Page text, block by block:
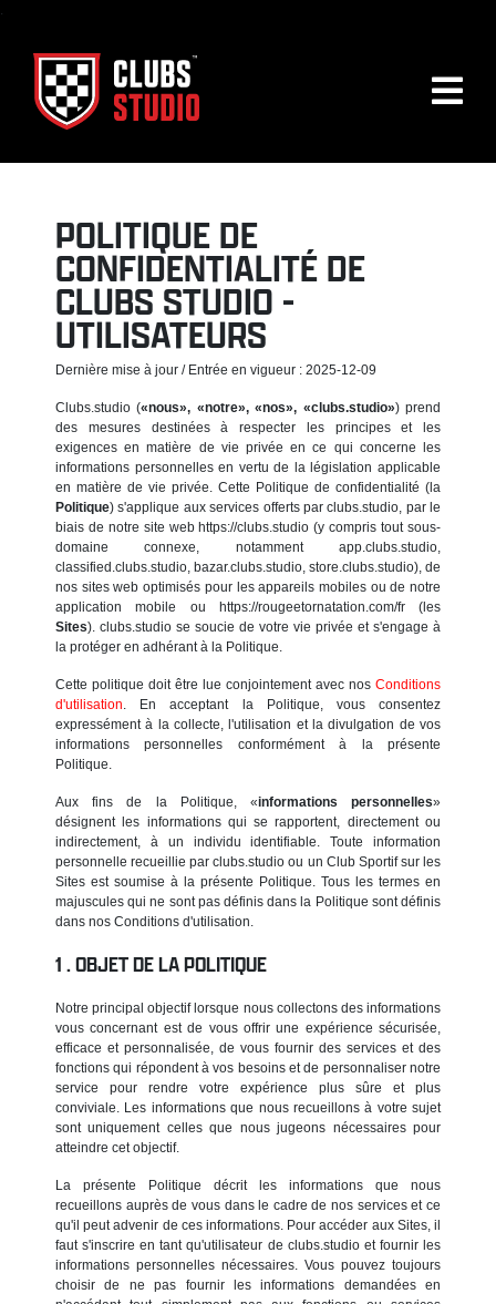
.
POLITIQUE DE
CONFIDENTIALITÉ DE
CLUBS STUDIO -
UTILISATEURS
Dernière mise à jour / Entrée en vigueur : 2025-12-09
Clubs.studio («nous», «notre», «nos», «clubs.studio») prend
des mesures destinées à respecter les principes et les
exigences en matière de vie privée en ce qui concerne les
informations personnelles en vertu de la législation applicable
en matière de vie privée. Cette Politique de confidentialité (la
Politique) s'applique aux services offerts par clubs.studio, par le
biais de notre site web https://clubs.studio (y compris tout sous-
domaine connexe, notamment app.clubs.studio,
classified.clubs.studio, bazar.clubs.studio, store.clubs.studio), de
nos sites web optimisés pour les appareils mobiles ou de notre
application mobile ou https://rougeetornatation.com/fr (les
Sites). clubs.studio se soucie de votre vie privée et s'engage à
la protéger en adhérant à la Politique.
Cette politique doit être lue conjointement avec nos Conditions
d'utilisation. En acceptant la Politique, vous consentez
expressément à la collecte, l'utilisation et la divulgation de vos
informations personnelles conformément à la présente
Politique.
Aux fins de la Politique, «informations personnelles»
désignent les informations qui se rapportent, directement ou
indirectement, à un individu identifiable. Toute information
personnelle recueillie par clubs.studio ou un Club Sportif sur les
Sites est soumise à la présente Politique. Tous les termes en
majuscules qui ne sont pas définis dans la Politique sont définis
dans nos Conditions d'utilisation.
OBJET DE LA POLITIQUE
Notre principal objectif lorsque nous collectons des informations
vous concernant est de vous offrir une expérience sécurisée,
efficace et personnalisée, de vous fournir des services et des
fonctions qui répondent à vos besoins et de personnaliser notre
service pour rendre votre expérience plus sûre et plus
conviviale. Les informations que nous recueillons à votre sujet
sont uniquement celles que nous jugeons nécessaires pour
atteindre cet objectif.
La présente Politique décrit les informations que nous
recueillons auprès de vous dans le cadre de nos services et ce
qu'il peut advenir de ces informations. Pour accéder aux Sites, il
faut s'inscrire en tant qu'utilisateur de clubs.studio et fournir les
informations personnelles nécessaires. Vous pouvez toujours
choisir de ne pas fournir les informations demandées en